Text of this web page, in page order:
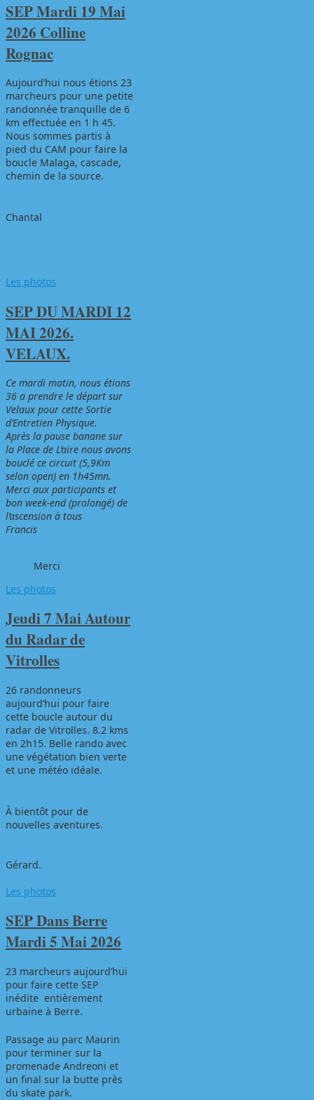
SEP Mardi 19 Mai
2026 Colline
Rognac
Aujourd’hui nous étions 23
marcheurs pour une petite
randonnée tranquille de 6
km effectuée en 1 h 45.
Nous sommes partis à
pied du CAM pour faire la
boucle Malaga, cascade,
chemin de la source.
Chantal
Les photos
SEP DU MARDI 12
MAI 2026.
VELAUX.
Ce mardi matin, nous étions
36 a prendre le départ sur
Velaux pour cette Sortie
d’Entretien Physique.
Après la pause banane sur
la Place de L’aire nous avons
bouclé ce circuit (5,9Km
selon open) en 1h45mn.
Merci aux participants et
bon week-end (prolongé) de
l’ascension à tous
Francis
Merci
Les photos
Jeudi 7 Mai Autour
du Radar de
Vitrolles
26 randonneurs
aujourd’hui pour faire
cette boucle autour du
radar de Vitrolles. 8.2 kms
en 2h15. Belle rando avec
une végétation bien verte
et une météo idéale.
À bientôt pour de
nouvelles aventures.
Gérard.
Les photos
SEP Dans Berre
Mardi 5 Mai 2026
23 marcheurs aujourd’hui
pour faire cette SEP
inédite entièrement
urbaine à Berre.
Passage au parc Maurin
pour terminer sur la
promenade Andreoni et
un final sur la butte près
du skate park.